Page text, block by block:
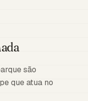
são
que atua no